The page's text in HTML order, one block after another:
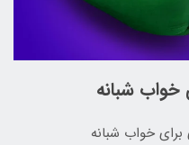
خواب شبانه
برای خواب شبانه